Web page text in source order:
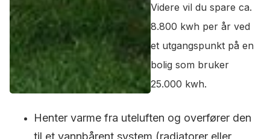
Videre vil du spare ca.
8.800 kwh per år ved
et utgangspunkt på en
bolig som bruker
25.000 kwh.
Henter varme fra uteluften og overfører den
til et vannbårent system (radiatorer eller